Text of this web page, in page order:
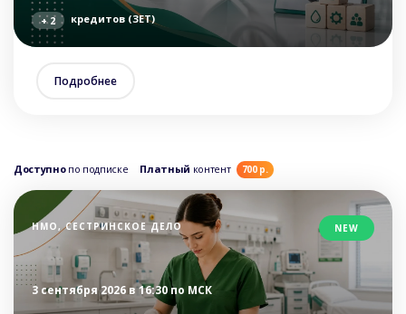
+ 2 кредитов (ЗЕТ)
Подробнее
Доступнопо подписке Платный контент 700 р.
НМО, СЕСТРИНСКОЕ ДЕЛО NEW
3 сентября 2026 в 16:30 по МСК